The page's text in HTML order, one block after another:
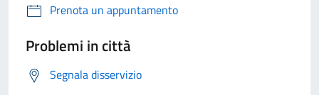
Prenota un appuntamento
Problemi in città
Segnala disservizio